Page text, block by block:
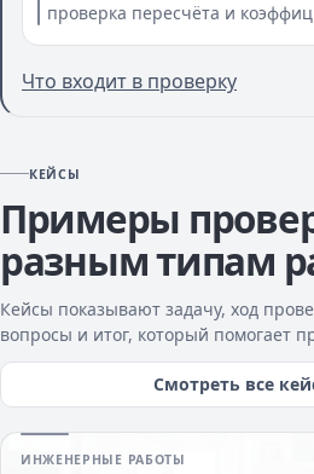
проверка пересчёта и
Что входит в проверку
КЕЙСЫ
Примеры
разным типам
Кейсы показывают задачу, ход
вопросы и итог, который помогает
Смотреть все
ИНЖЕНЕРНЫЕ РАБОТЫ